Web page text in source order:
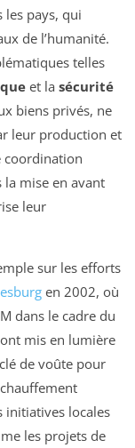
les pays, qui
de l’humanité.
telles
et la sécurité
biens privés, ne
leur production et
coordination
mise en avant
leur
sur les efforts
en 2002, où
dans le cadre du
mis en lumière
de voûte pour
initiatives locales
les projets de